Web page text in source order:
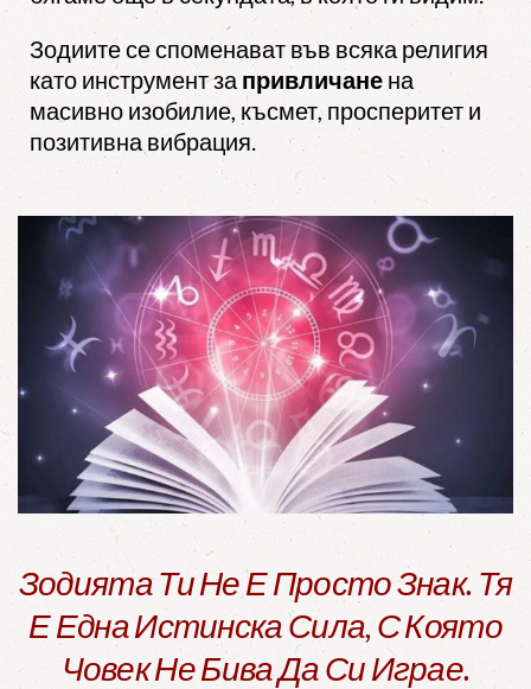
Зодиите се споменават във всяка религия
като инструмент за привличане на
масивно изобилие, късмет, просперитет и
позитивна вибрация.
Зодията Ти Не Е Просто Знак. Тя
Е Една Истинска Сила, С Която
Човек Не Бива Да Си Играе.